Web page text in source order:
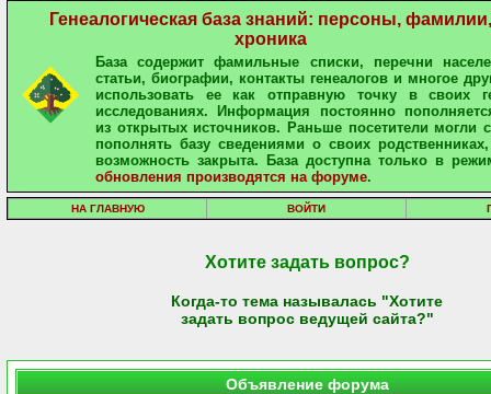
Генеалогическая база знаний: персоны, фамилии,
хроника
База содержит фамильные списки, перечни
статьи, биографии, контакты генеалогов и многое
использовать ее как отправную точку в своих
исследованиях. Информация постоянно
из открытых источников. Раньше посетители могли
пополнять базу сведениями о своих
возможность закрыта. База доступна только в
обновления производятся на форуме.
НА ГЛАВНУЮ ВОЙТИ
Хотите задать вопрос?
Когда-то тема называлась "Хотите
задать вопрос ведущей сайта?"
Объявление форума